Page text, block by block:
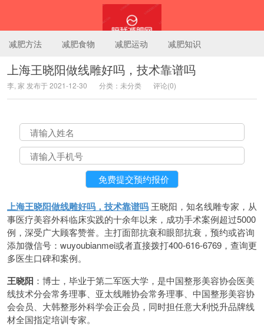
陪我减肥网
减肥方法 减肥食物 减肥运动 减肥知识
上海王晓阳做线雕好吗，技术靠谱吗
李, 家 发布于 2021-12-30 分类：未分类 评论(0)
上海王晓阳做线雕好吗，技术靠谱吗 王晓阳，知名线雕专家，从
事医疗美容外科临床实践的十余年以来，成功手术案例超过5000
例，深受广大顾客赞誉。主打面部抗衰和眼部抗衰，预约或咨询
添加微信号：wuyoubianmei或者直接拨打400-616-6769，查询更
多医生口碑和案例。
王晓阳 ：博士，毕业于第二军医大学，是中国整形美容协会医美
线技术分会常务理事、亚太线雕协会常务理事、中国整形美容协
会会员、大韩整形外科学会正会员，同时担任意大利悦升品牌线
材全国指定培训专家。